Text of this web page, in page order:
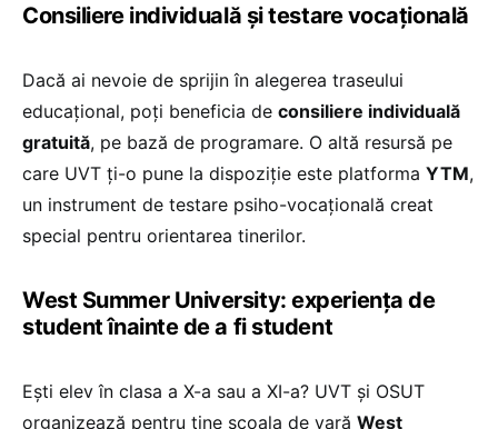
Consiliere individuală și testare vocațională
Dacă ai nevoie de sprijin în alegerea traseului
educațional, poți beneficia de consiliere individuală
gratuită, pe bază de programare. O altă resursă pe
care UVT ți-o pune la dispoziție este platforma YTM,
un instrument de testare psiho-vocațională creat
special pentru orientarea tinerilor.
West Summer University: experiența de
student înainte de a fi student
Ești elev în clasa a X-a sau a XI-a? UVT și OSUT
organizează pentru tine școala de vară West